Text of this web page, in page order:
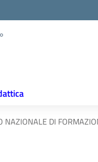
NAZIONALE DI